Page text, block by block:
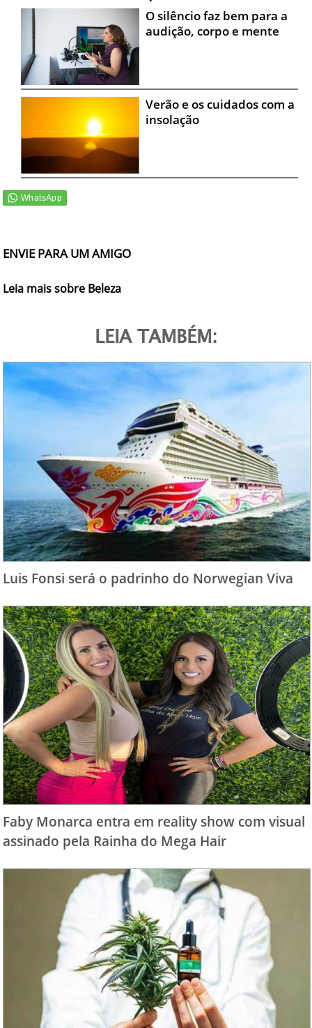
O silêncio faz bem para a
audição, corpo e mente
Verão e os cuidados com a
insolação
ENVIE PARA UM AMIGO
Leia mais sobre Beleza
LEIA TAMBÉM:
Luis Fonsi será o padrinho do Norwegian Viva
Faby Monarca entra em reality show com visual
assinado pela Rainha do Mega Hair